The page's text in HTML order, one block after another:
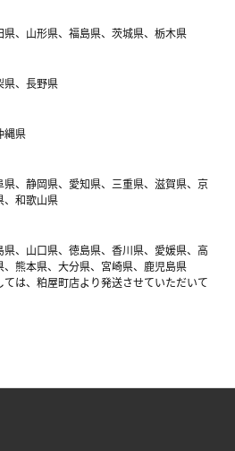
、山形県、福島県、茨城県、栃木県
県、長野県
縄県
、静岡県、愛知県、三重県、滋賀県、京
、和歌山県
、山口県、徳島県、香川県、愛媛県、高
熊本県、大分県、宮崎県、鹿児島県
は、粕屋町店より発送させていただいて